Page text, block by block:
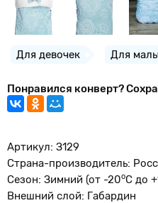
Для девочек Для
Понравился конверт?
Артикул: З129
Страна-производитель:
Сезон: Зимний (от -20оС до
Внешний слой: Габардин